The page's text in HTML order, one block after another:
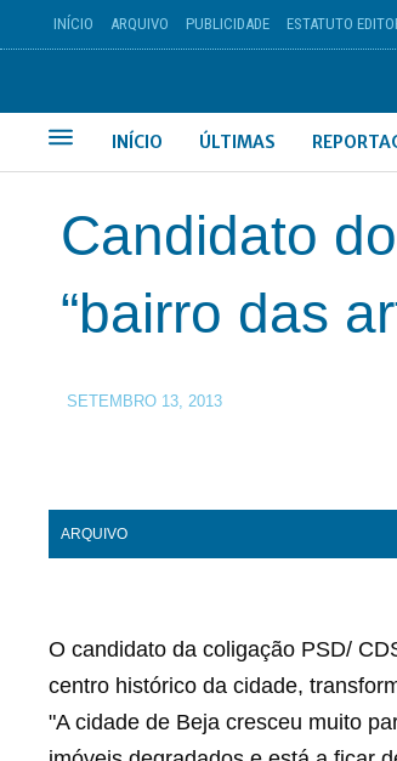
INÍCIO ARQUIVO PUBLICIDADE ESTATUTO
INÍCIO ÚLTIMAS
Candidato
“bairro das
SETEMBRO 13, 2013
ARQUIVO
O candidato da coligação PSD/
centro histórico da cidade,
"A cidade de Beja cresceu muito